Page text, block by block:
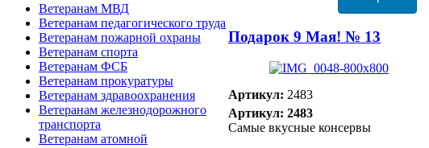
Подарок 9 Мая! № 13
Артикул: 2483
Артикул: 2483
Самые вкусные консервы
Ветеранам МВД
Ветеранам педагогического труда
Ветеранам пожарной охраны
Ветеранам спорта
Ветеранам ФСБ
Ветеранам прокуратуры
Ветеранам здравоохранения
Ветеранам железнодорожного
транспорта
Ветеранам атомной